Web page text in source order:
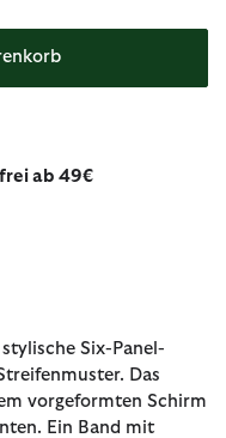
ab 49€
Six-Panel-
Das
vorgeformten Schirm
Ein Band mit